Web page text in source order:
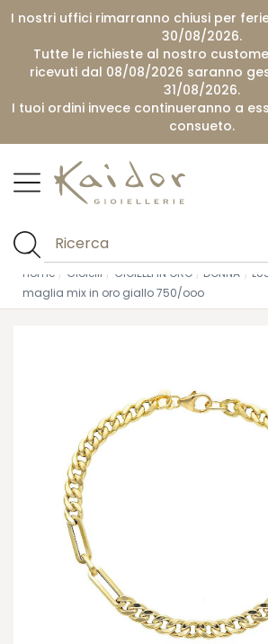
I nostri uffici rimarranno chiusi per
30/08/2026.
Tutte le richieste al nostro
ricevuti dal 08/08/2026 saranno
31/08/2026.
I tuoi ordini invece continueranno a
consueto.
Home Gioielli GIOIELLI IN ORO DONNA
maglia mix in oro giallo 750/ooo